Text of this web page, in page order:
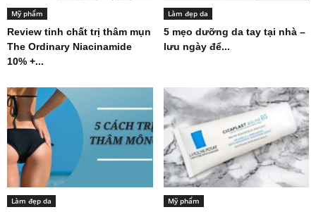
Mỹ phẩm
Review tinh chất trị thâm mụn
The Ordinary Niacinamide
10% +...
Làm đẹp da
5 mẹo dưỡng da tay tại nhà –
lưu ngày để...
Làm đẹp da Mỹ phẩm